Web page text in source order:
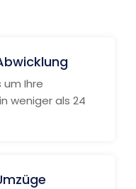
um Ihre
weniger als 24